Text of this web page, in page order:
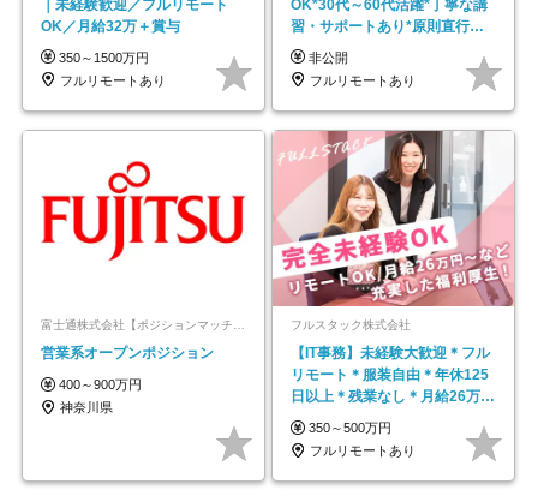
｜未経験歓迎／フルリモート
OK／月給32万＋賞与
350～1500万円
フルリモートあり
OK*30代～60代活躍*丁寧な講
習・サポートあり*原則直行直
帰／全国募集・業務委託
非公開
フルリモートあり
富士通株式会社【ポジションマッチ登録】
営業系オープンポジション
400～900万円
神奈川県
フルスタック株式会社
【IT事務】未経験大歓迎＊フル
リモート＊服装自由＊年休125
日以上＊残業なし＊月給26万円
以上
350～500万円
フルリモートあり